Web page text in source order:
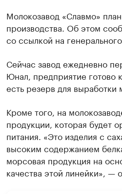
Молокозавод «Славмо»
производства. Об этом
со ссылкой на
Сейчас завод ежедневно
Юнал, предприятие
есть резерв для выработки
Кроме того, на
продукции, которая будет
питания. «Это изделия с
высоким содержанием
морсовая продукция на
качества этой линейки», —